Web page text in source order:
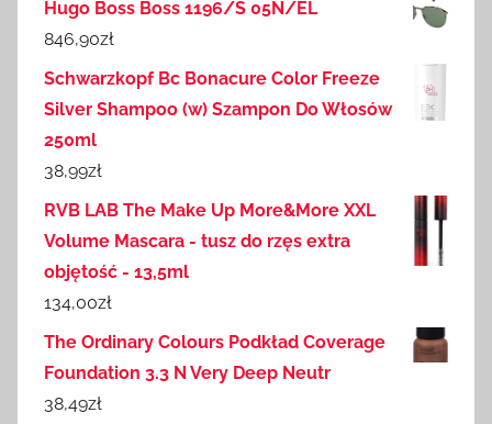
Hugo Boss Boss 1196/S 05N/EL
846,90zł
Schwarzkopf Bc Bonacure Color Freeze
Silver Shampoo (w) Szampon Do Włosów
250ml
38,99zł
RVB LAB The Make Up More&More XXL
Volume Mascara - tusz do rzęs extra
objętość - 13,5ml
134,00zł
The Ordinary Colours Podkład Coverage
Foundation 3.3 N Very Deep Neutr
38,49zł